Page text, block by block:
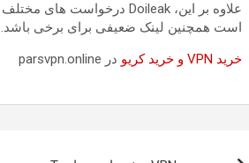
است همچنین لینک ضعیفی برای برخی باشد.
خرید VPN و خرید کریو
در parsvpn.online